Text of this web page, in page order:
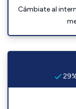
Cámbiate al